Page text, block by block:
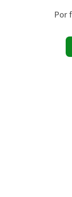
Por